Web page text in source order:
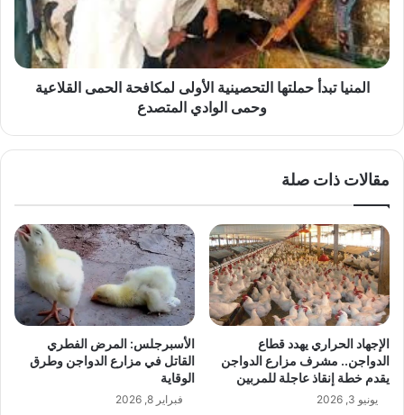
لمكافحة
الحمى
القلاعية
وحمى
الواديالمنيا تبدأ حملتها التحصينية الأولى لمكافحة الحمى القلاعية
وحمى الوادي المتصدع
مقالات ذات صلة
الإجهاد الحراري يهدد قطاع
الدواجن.. مشرف مزارع الدواجن
يقدم خطة إنقاذ عاجلة للمربين
يونيو 3, 2026
الأسبرجلس: المرض الفطري
القاتل في مزارع الدواجن وطرق
الوقاية
فبراير 8, 2026